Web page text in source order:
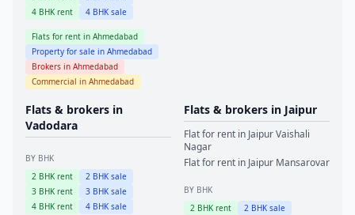
4 BHK rent 4 BHK sale
Flats for rent in Ahmedabad
Property for sale in Ahmedabad
Brokers in Ahmedabad
Commercial in Ahmedabad
Flats & brokers in
Vadodara
BY BHK
2 BHK rent 2 BHK sale
3 BHK rent 3 BHK sale
4 BHK rent 4 BHK sale
Flats & brokers in Jaipur
Flat for rent in JaipurVaishali
Nagar
Flat for rent in Jaipur Mansarovar
BY BHK
2 BHK rent 2 BHK sale